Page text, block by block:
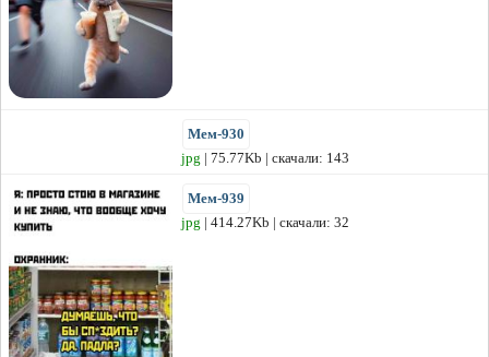
Мем-930
jpg | 75.77Kb | скачали: 143
Мем-939
jpg | 414.27Kb | скачали: 32